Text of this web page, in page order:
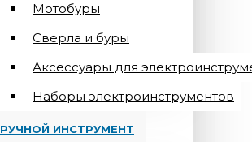
Мотобуры
Сверла и буры
Аксессуары для
Наборы электроинструментов
РУЧНОЙ ИНСТРУМЕНТ